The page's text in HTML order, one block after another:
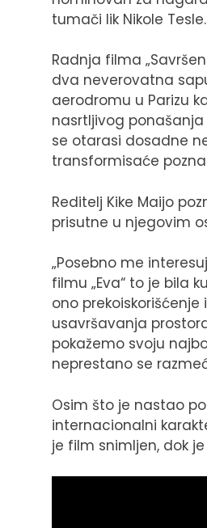
tumači lik Nikole Tesle.
Radnja filma
dva neverovatna
aerodromu u Parizu
nasrtljivog ponašanja
se otarasi dosadne
transformisaće
Reditelj Kike Maijo
prisutne u njegovim
„Posebno me
filmu „Eva“ to je bila
ono
usavršavanja
pokažemo svoju
neprestano se
Osim što je nastao
internacionalni
je film snimljen, dok